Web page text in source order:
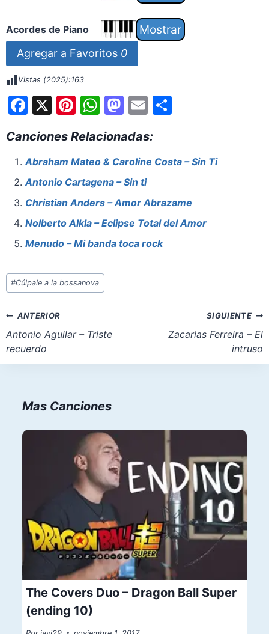
Acordes de Piano
Agregar a Favoritos 0
Vistas (2025):163
F
c
e
b
o
o
k
X Pi
er
e
st
W
at
s
A
p
p
M
st
o
d
o
n
E
ai
l
S
e
Canciones Relacionadas:
Abraham Mateo & Caroline Costa – Sin Ti
Antonio Cartagena – Sin ti
Christian Anders – Amor Abrazame
Nolberto Alkla – Eclipse Total del Amor
Menudo – Mi banda toca rock
Etiquetas
de
entrada:
#Cúlpale a la bossanova
Navegación
de
entradas
ANTERIOR
Antonio Aguilar – Triste
recuerdo
SIGUIENTE
Zacarias Ferreira – El
intruso
Mas Canciones
The Covers Duo – Dragon Ball Super
(ending 10)